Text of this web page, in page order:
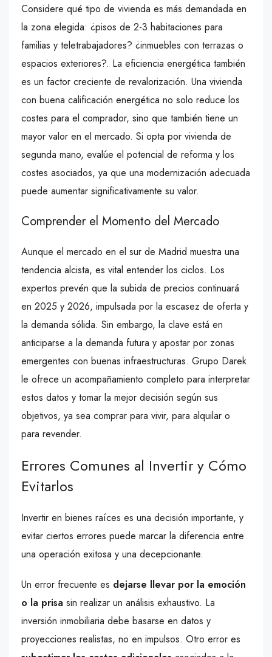
Considere qué tipo de vivienda es más demandada en
la zona elegida: ¿pisos de 2-3 habitaciones para
familias y teletrabajadores? ¿inmuebles con terrazas o
espacios exteriores?. La eficiencia energética también
es un factor creciente de revalorización. Una vivienda
con buena calificación energética no solo reduce los
costes para el comprador, sino que también tiene un
mayor valor en el mercado. Si opta por vivienda de
segunda mano, evalúe el potencial de reforma y los
costes asociados, ya que una modernización adecuada
puede aumentar significativamente su valor.
Comprender el Momento del Mercado
Aunque el mercado en el sur de Madrid muestra una
tendencia alcista, es vital entender los ciclos. Los
expertos prevén que la subida de precios continuará
en 2025 y 2026, impulsada por la escasez de oferta y
la demanda sólida. Sin embargo, la clave está en
anticiparse a la demanda futura y apostar por zonas
emergentes con buenas infraestructuras. Grupo Darek
le ofrece un acompañamiento completo para interpretar
estos datos y tomar la mejor decisión según sus
objetivos, ya sea comprar para vivir, para alquilar o
para revender.
Errores Comunes al Invertir y Cómo
Evitarlos
Invertir en bienes raíces es una decisión importante, y
evitar ciertos errores puede marcar la diferencia entre
una operación exitosa y una decepcionante.
Un error frecuente es dejarse llevar por la emoción
o la prisa sin realizar un análisis exhaustivo. La
inversión inmobiliaria debe basarse en datos y
proyecciones realistas, no en impulsos. Otro error es